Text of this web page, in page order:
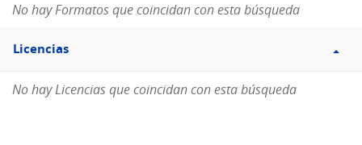
No hay Formatos que coincidan con esta búsqueda
Filtro
Licencias
Licencias
No hay Licencias que coincidan con esta búsqueda